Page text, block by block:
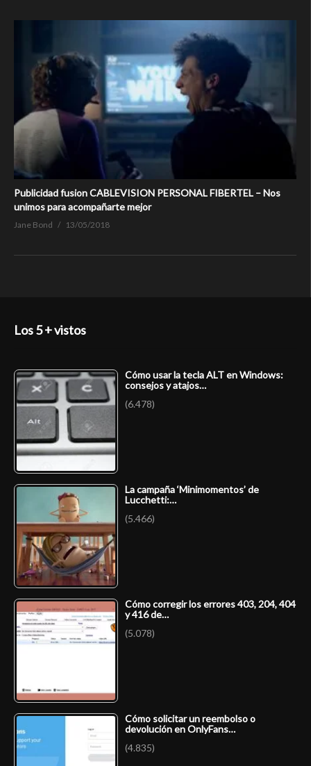
Publicidad fusion CABLEVISION PERSONAL FIBERTEL – Nos
unimos para acompañarte mejor
Jane Bond 13/05/2018
Los 5 + vistos
Cómo usar la tecla ALT en Windows:
consejos y atajos…
(6.478)
La campaña ‘Minimomentos’ de
Lucchetti:…
(5.466)
Cómo corregir los errores 403, 204, 404
y 416 de…
(5.078)
Cómo solicitar un reembolso o
devolución en OnlyFans…
(4.835)